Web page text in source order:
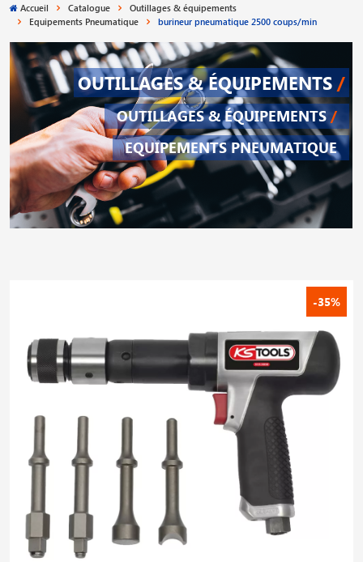
Accueil Catalogue
Outillages & équipements
Equipements Pneumatique
burineur pneumatique 2500 coups/min
OUTILLAGES & ÉQUIPEMENTS /
OUTILLAGES & ÉQUIPEMENTS /
EQUIPEMENTS PNEUMATIQUE
-35%